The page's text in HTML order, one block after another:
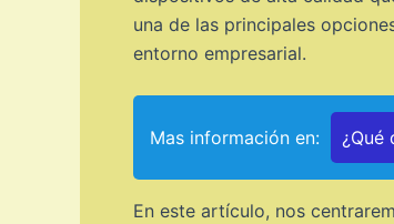
una de las principales
entorno empresarial.
Mas información en: ¿Qué
En este artículo, nos